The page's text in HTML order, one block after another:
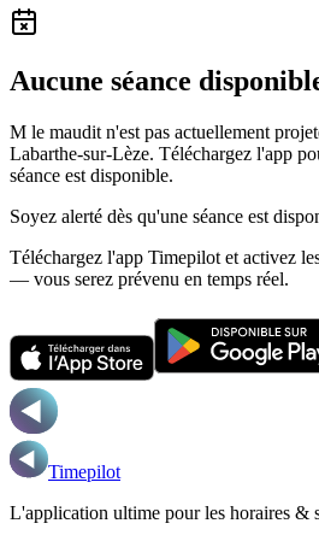
Aucune séance
M le maudit n'est pas actuellement
Labarthe-sur-Lèze. Téléchargez l'app
séance est disponible.
Soyez alerté dès qu'une séance est
Téléchargez l'app Timepilot et activez
— vous serez prévenu en temps réel.
Timepilot
L'application ultime pour les horaires &